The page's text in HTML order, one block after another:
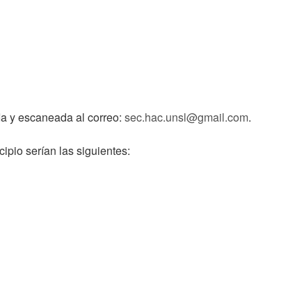
y escaneada al correo: sec.hac.unsl@gmail.com.
serían las siguientes: